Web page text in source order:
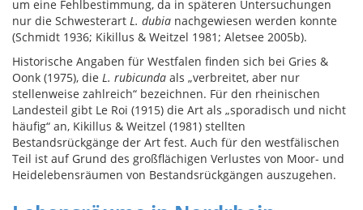
um eine Fehlbestimmung, da in späteren Untersuchungen
nur die Schwesterart L. dubia nachgewiesen werden konnte
(Schmidt 1936; Kikillus & Weitzel 1981; Aletsee 2005b).
Historische Angaben für Westfalen finden sich bei Gries &
Oonk (1975), die L. rubicunda als „verbreitet, aber nur
stellenweise zahlreich“ bezeichnen. Für den rheinischen
Landesteil gibt Le Roi (1915) die Art als „sporadisch und nicht
häufig“ an, Kikillus & Weitzel (1981) stellten
Bestandsrückgänge der Art fest. Auch für den westfälischen
Teil ist auf Grund des großflächigen Verlustes von Moor- und
Heidelebensräumen von Bestandsrückgängen auszugehen.